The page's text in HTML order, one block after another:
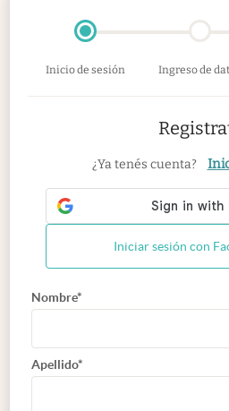
Inicio de sesión Ingreso de
¿Ya tenés cuenta?
Iniciar sesión con
Nombre*
Apellido*